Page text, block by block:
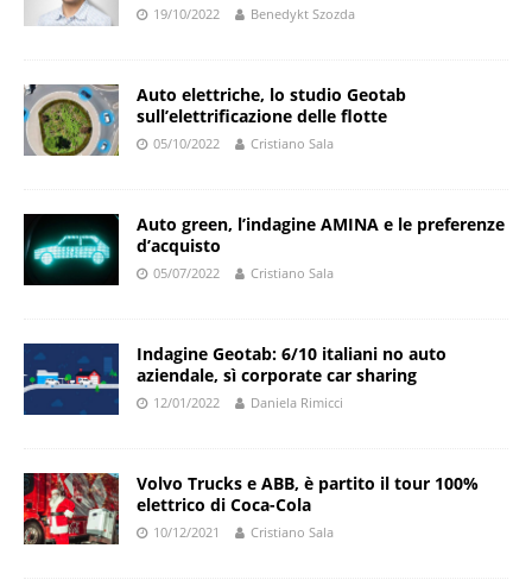
19/10/2022 Benedykt Szozda
Auto elettriche, lo studio Geotab
sull’elettrificazione delle flotte
05/10/2022 Cristiano Sala
Auto green, l’indagine AMINA e le preferenze
d’acquisto
05/07/2022 Cristiano Sala
Indagine Geotab: 6/10 italiani no auto
aziendale, sì corporate car sharing
12/01/2022 Daniela Rimicci
Volvo Trucks e ABB, è partito il tour 100%
elettrico di Coca-Cola
10/12/2021 Cristiano Sala